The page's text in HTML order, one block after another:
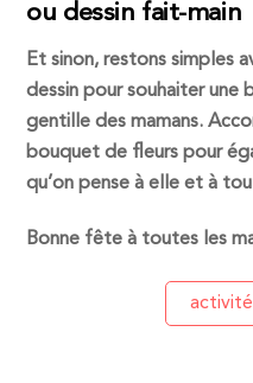
ou dessin fait-main
Et sinon, restons simples
dessin pour souhaiter une
gentille des mamans.
bouquet de fleurs pour
qu’on pense à elle et à
Bonne fête à toutes les